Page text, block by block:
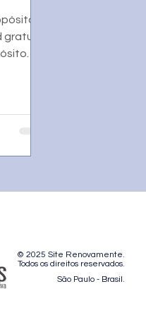
gratuito
© 2025 Site Renovamente.
Todos os direitos reservados.
São Paulo - Brasil.